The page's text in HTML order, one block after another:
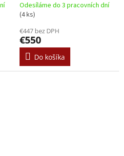
Odesíláme do 3 pracovních dní
(4 ks)
€447 bez DPH
€550
Do košíka